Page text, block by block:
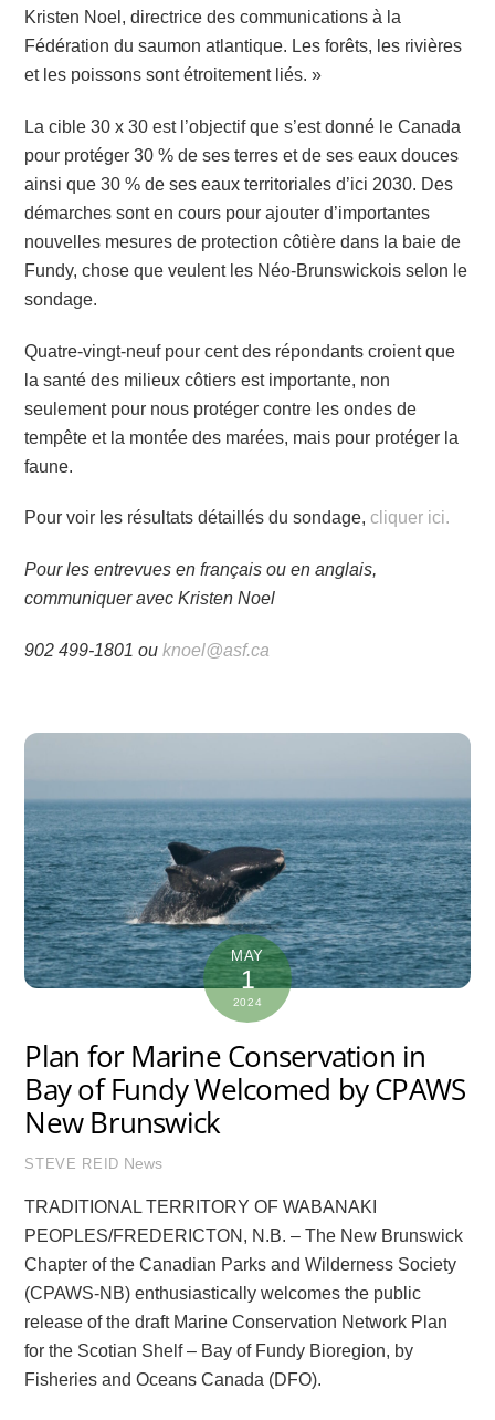
Kristen Noel, directrice des communications à la
Fédération du saumon atlantique. Les forêts, les rivières
et les poissons sont étroitement liés. »
La cible 30 x 30 est l’objectif que s’est donné le Canada
pour protéger 30 % de ses terres et de ses eaux douces
ainsi que 30 % de ses eaux territoriales d’ici 2030. Des
démarches sont en cours pour ajouter d’importantes
nouvelles mesures de protection côtière dans la baie de
Fundy, chose que veulent les Néo-Brunswickois selon le
sondage.
Quatre-vingt-neuf pour cent des répondants croient que
la santé des milieux côtiers est importante, non
seulement pour nous protéger contre les ondes de
tempête et la montée des marées, mais pour protéger la
faune.
Pour voir les résultats détaillés du sondage, cliquer ici.
Pour les entrevues en français ou en anglais,
communiquer avec Kristen Noel
902 499-1801 ou knoel@asf.ca
MAY
1
2024
Plan for Marine Conservation in
Bay of Fundy Welcomed by CPAWS
New Brunswick
STEVE REID News
TRADITIONAL TERRITORY OF WABANAKI
PEOPLES/FREDERICTON, N.B. – The New Brunswick
Chapter of the Canadian Parks and Wilderness Society
(CPAWS-NB) enthusiastically welcomes the public
release of the draft Marine Conservation Network Plan
for the Scotian Shelf – Bay of Fundy Bioregion, by
Fisheries and Oceans Canada (DFO).